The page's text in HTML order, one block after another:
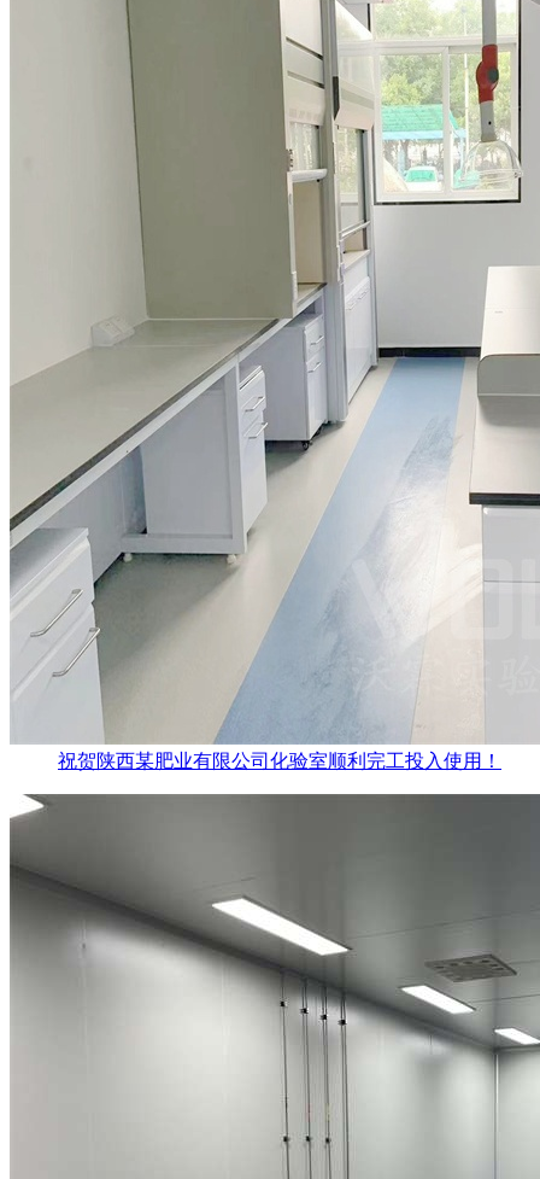
祝贺陕西某肥业有限公司化验室顺利完工投入使用！